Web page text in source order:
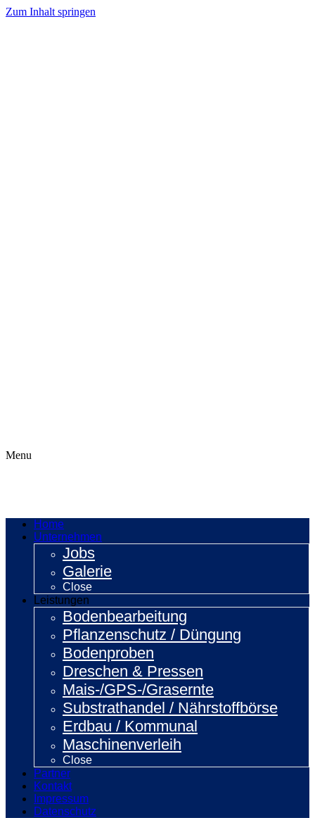
Zum Inhalt springen
Menu
Home
Unternehmen
Jobs
Galerie
Close
Leistungen
Bodenbearbeitung
Pflanzenschutz / Düngung
Bodenproben
Dreschen & Pressen
Mais-/GPS-/Grasernte
Substrathandel / Nährstoffbörse
Erdbau / Kommunal
Maschinenverleih
Close
Partner
Kontakt
Impressum
Datenschutz